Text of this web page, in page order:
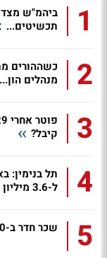
1
ביהמ"ש
תכשיטים...
2
כשההורים
מנהלים הון...
3
קיבל?
4
ל-3.6 מיליון
5 שכר חדר ב-200 דולר - וזכה במחצית מדירת המנוחה